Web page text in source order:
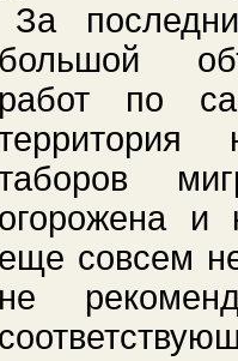
За
большой
работ по
огорожена и
еще совсем
не